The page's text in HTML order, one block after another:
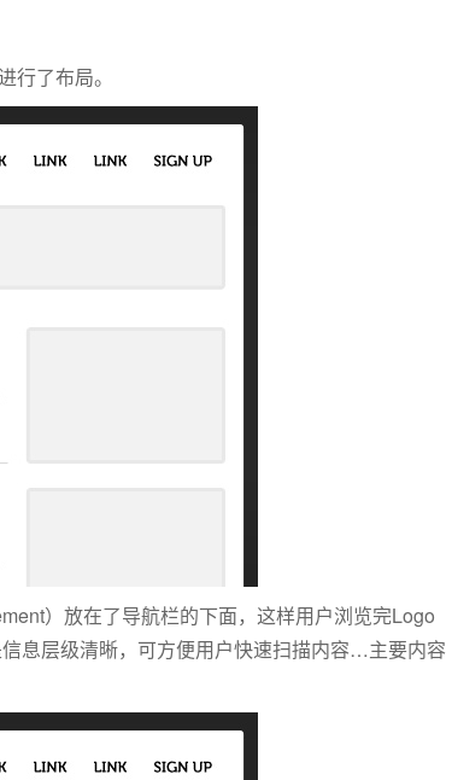
行了布局。
）放在了导航栏的下面，这样用户浏览完Logo
息层级清晰，可方便用户快速扫描内容…主要内容